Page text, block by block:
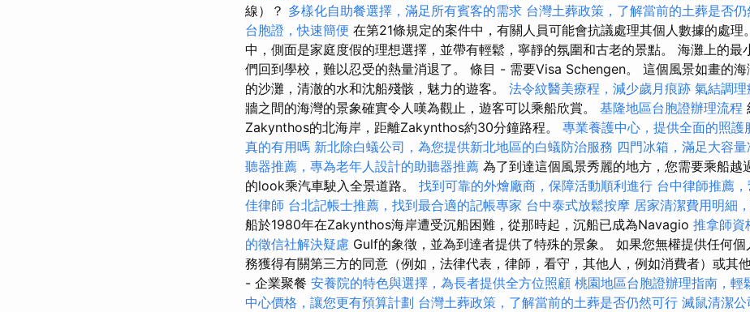
線）？ 多樣化自助餐選擇，滿足所有賓客的需求 台灣土葬政策，了解當前的土葬是否
台胞證，快速簡便 在第21條規定的案件中，有關人員可能會抗議處理其個人數據的處理
中，側面是家庭度假的理想選擇，並帶有輕鬆，寧靜的氛圍和古老的景點。 海灘上的最
們回到學校，難以忍受的熱量消退了。 條目 - 需要Visa Schengen。 這個風景如畫的
的沙灘，清澈的水和沈船殘骸，魅力的遊客。 法令紋醫美療程，減少歲月痕跡 氣結調理
牆之間的海灣的景象確實令人嘆為觀止，遊客可以乘船欣賞。 基隆地區台胞證辦理流程
Zakynthos的北海岸，距離Zakynthos約30分鐘路程。 專業養護中心，提供全面的照護
真的有用嗎 新北除白蟻公司，為您提供新北地區的白蟻防治服務 四門冰箱，滿足大容
聽器推薦，專為老年人設計的助聽器推薦 為了到達這個風景秀麗的地方，您需要乘船越
的look乘汽車駛入全景道路。 找到可靠的外燴廠商，保障活動順利進行 台中律師推薦
佳律師 台北記帳士推薦，找到最合適的記帳專家 台中泰式放鬆按摩 居家清潔費用明細
船於1980年在Zakynthos海岸遭受沉船困難，從那時起，沉船已成為Navagio 推拿師資
的徵信社解決疑慮 Gulf的象徵，並為到達者提供了特殊的景象。 如果您無權提供任何
務獲得有關第三方的同意（例如，法律代表，律師，看守，其他人，例如消費者）或其他
- 企業聚餐 安養院的特色與選擇，為長者提供全方位照顧 桃園地區台胞證辦理指南，輕
中心價格，讓您更有預算計劃 台灣土葬政策，了解當前的土葬是否仍然可行 滅鼠清潔